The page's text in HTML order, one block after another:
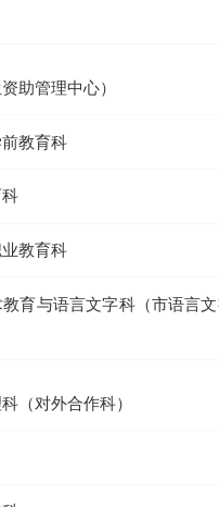
助管理中心）
教育科
教育科
育与语言文字科（市语言
（对外合作科）